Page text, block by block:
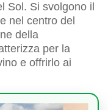
Sol. Si svolgono il
nel centro del
della
per la
e offrirlo ai